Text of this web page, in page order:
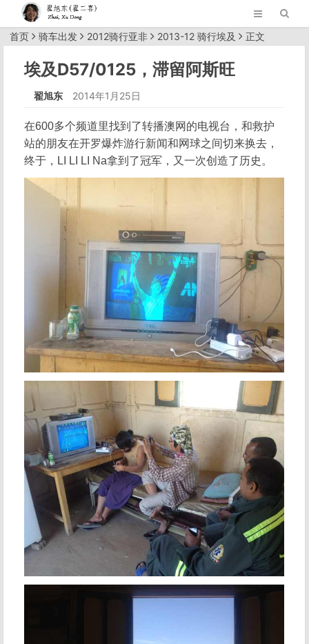
首页 骑车出发 2012骑行亚非 2013-12 骑行埃及 正文
埃及D57/0125，滞留阿斯旺
翟旭东 2014年1月25日
在600多个频道里找到了转播澳网的电视台，和救护
站的朋友在开罗爆炸游行新闻和网球之间切来换去，
终于，LI LI LI Na拿到了冠军，又一次创造了历史。